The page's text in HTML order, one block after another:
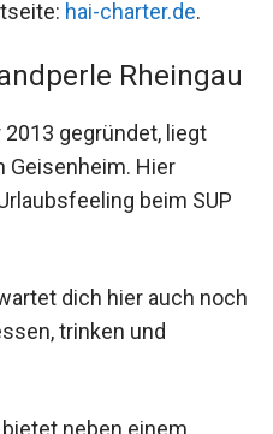
hai-charter.de.
Rheingau
gegründet, liegt
Geisenheim. Hier
beim SUP
dich hier auch noch
trinken und
neben einem